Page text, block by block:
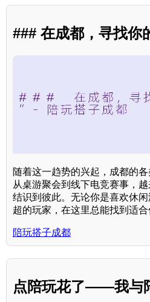
### 在成都，寻找你
随着这一趋势的兴起，成都的各
从桌游聚会到线下电竞赛事，
结识到彼此。无论你是喜欢休
超的玩家，在这里总能找到适合
陪玩搭子成都
点陪玩花了——我与